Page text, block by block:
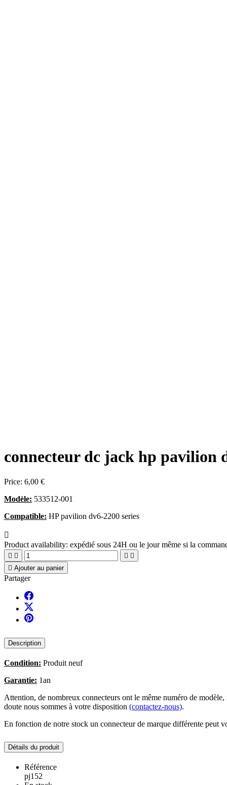
connecteur dc jack hp pavilion
Price: 6,00 €
Modèle: 533512-001
Compatible: HP pavilion dv6-2200 series

Product availability: expédié sous 24H ou le jour même si la
   
 Ajouter au panier
Partager
Description
Condition: Produit neuf
Garantie: 1an
Attention, de nombreux connecteurs ont le même numéro de
doute nous sommes à votre disposition (contactez-nous).
En fonction de notre stock un connecteur de marque différente peut
Détails du produit
Référence
pj152